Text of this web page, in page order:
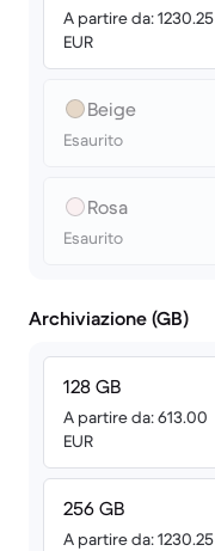
A partire da: 1230.25
EUR
Beige
Esaurito
Rosa
Esaurito
Archiviazione (GB)
128 GB
A partire da: 613.00
EUR
256 GB
A partire da: 1230.25